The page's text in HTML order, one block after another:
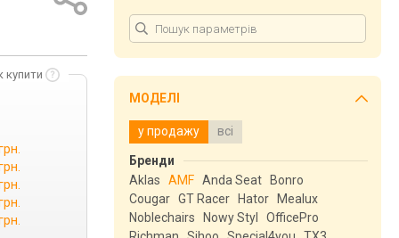
купити
МОДЕЛІ
у продажу всі
Бренди
Aklas
AMF Anda Seat
Bonro
Cougar GT Racer Hator
Mealux
Noblechairs
Nowy Styl
OfficePro